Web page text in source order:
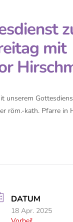
mit
unserem
röm.-kath. Pfarre in
DATUM
18 Apr. 2025